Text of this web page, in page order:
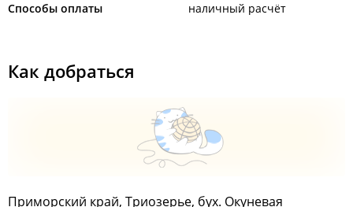
Способы оплаты наличный расчёт
Как добраться
Приморский край, Триозерье, бух. Окуневая